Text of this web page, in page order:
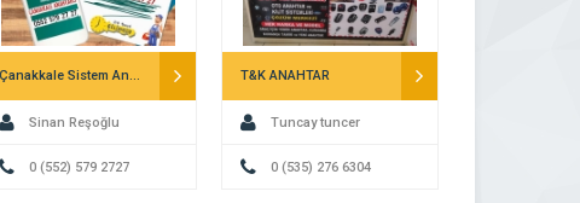
Çanakkale Sistem Anahtar
Sinan Reşoğlu
0 (552) 579 2727
T&K ANAHTAR
Tuncay tuncer
0 (535) 276 6304